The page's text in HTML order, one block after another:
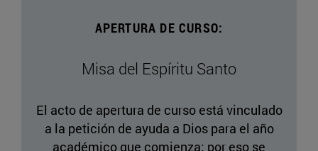
APERTURA DE CURSO:
Misa del Espíritu Santo
El acto de apertura de curso está vinculado
a la petición de ayuda a Dios para el año
académico que comienza; por eso se